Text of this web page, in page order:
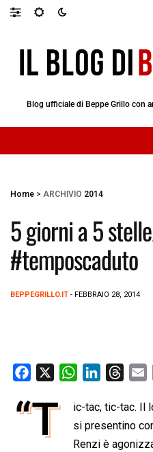
Blog ufficiale di Beppe Grillo con
Home > ARCHIVIO 2014
5 giorni a 5
#temposcaduto
BEPPEGRILLO.IT - FEBBRAIO 28, 2014
c
W
a
t
s
n
k
e
r
e
a
a
i
l
“T
ic-tac, tic-tac. Il
si presentino
Renzi è